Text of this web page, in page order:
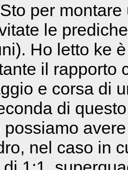
per montare
le
Ho letto ke è
il rapporto
e corsa di
di questo
possiamo
nel caso in